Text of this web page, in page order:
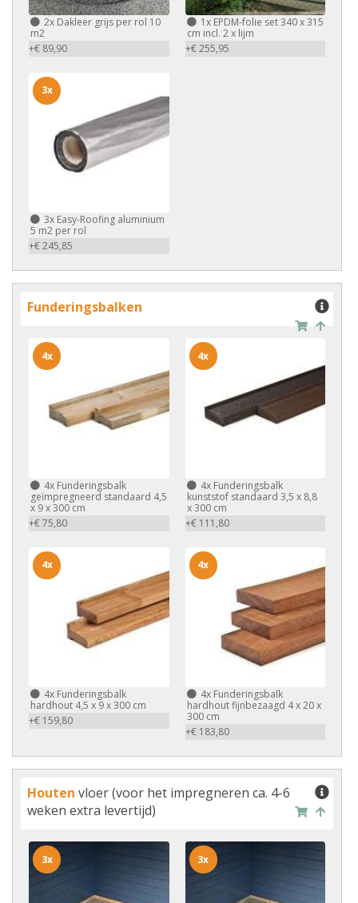
2x Dakleer grijs per rol 10
m2
+€ 89,90
1xEPDM-folie set 340 x 315
cm incl. 2 x lijm
+€ 255,95
3x Easy-Roofing aluminium
5 m2 per rol
+€ 245,85
3x
Funderingsbalken
4x Funderingsbalk
geïmpregneerd standaard 4,5
x 9 x 300 cm
+€ 75,80
4x
4xFunderingsbalk
kunststof standaard 3,5 x 8,8
x 300 cm
+€ 111,80
4x
4x Funderingsbalk
hardhout 4,5 x 9 x 300 cm
+€ 159,80
4x
4xFunderingsbalk
hardhout fijnbezaagd 4 x 20 x
300 cm
+€ 183,80
4x
Houten vloer (voor het impregneren ca. 4-6
weken extra levertijd)
3x 3x